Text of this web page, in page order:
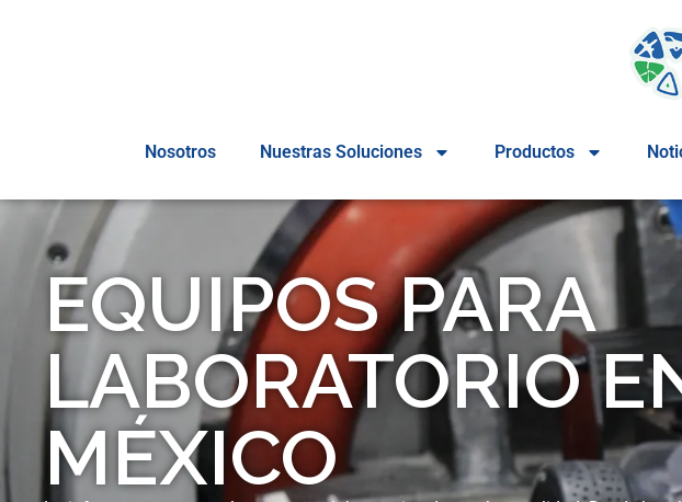
Nosotros Nuestras Soluciones Productos
EQUIPOS PARA
LABORATORIO
MÉXICO